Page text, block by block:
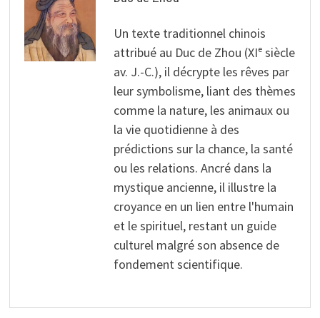
Un texte traditionnel chinois
attribué au Duc de Zhou (XIᵉ siècle
av. J.-C.), il décrypte les rêves par
leur symbolisme, liant des thèmes
comme la nature, les animaux ou
la vie quotidienne à des
prédictions sur la chance, la santé
ou les relations. Ancré dans la
mystique ancienne, il illustre la
croyance en un lien entre l'humain
et le spirituel, restant un guide
culturel malgré son absence de
fondement scientifique.